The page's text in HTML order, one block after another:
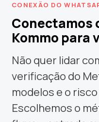
CONEXÃO DO
Conectamos
Kommo para
Não quer lidar
verificação do
modelos e o
Escolhemos o